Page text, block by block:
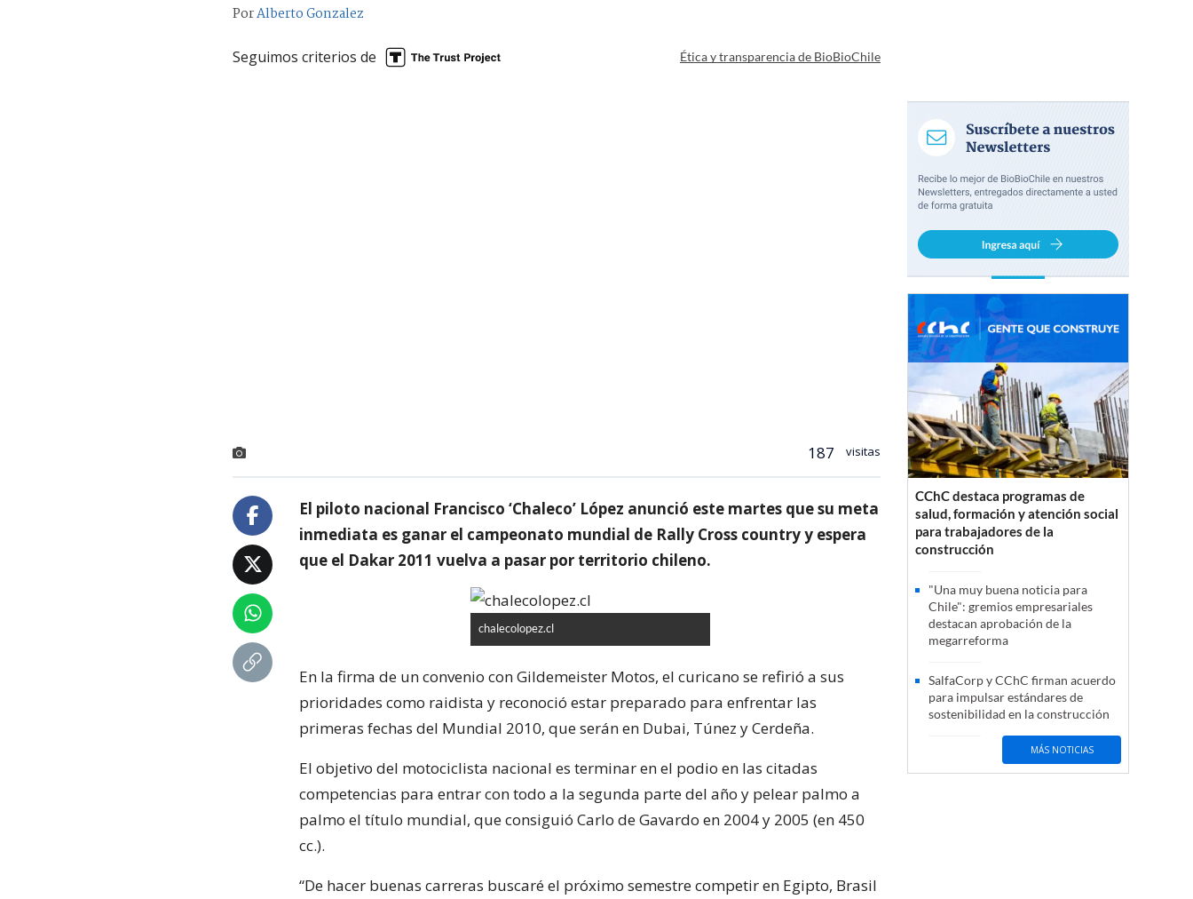
PorAlberto Gonzalez
Seguimos criterios de Ética y transparencia de BioBioChile
187 visitas
El piloto nacional Francisco ‘Chaleco’ López anunció este martes que su meta
inmediata es ganar el campeonato mundial de Rally Cross country y espera
que el Dakar 2011 vuelva a pasar por territorio chileno.
chalecolopez.cl
En la firma de un convenio con Gildemeister Motos, el curicano se refirió a sus
prioridades como raidista y reconoció estar preparado para enfrentar las
primeras fechas del Mundial 2010, que serán en Dubai, Túnez y Cerdeña.
El objetivo del motociclista nacional es terminar en el podio en las citadas
competencias para entrar con todo a la segunda parte del año y pelear palmo a
palmo el título mundial, que consiguió Carlo de Gavardo en 2004 y 2005 (en 450
cc.).
“De hacer buenas carreras buscaré el próximo semestre competir en Egipto, Brasil
CChC destaca programas de
salud, formación y atención social
para trabajadores de la
construcción
"Una muy buena noticia para
Chile": gremios empresariales
destacan aprobación de la
megarreforma
SalfaCorp y CChC firman acuerdo
para impulsar estándares de
sostenibilidad en la construcción
MÁS NOTICIAS